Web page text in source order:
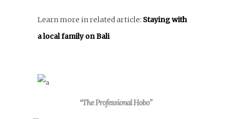
Learn more in related article: Staying with
a local family on Bali
“The Professional Hobo”